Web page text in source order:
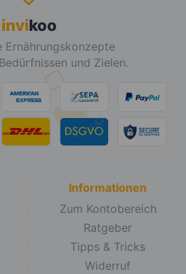
invikoo
Ernährungskonzepte
und Zielen.
Informationen
Zum Kontobereich
Ratgeber
Tipps & Tricks
Widerruf